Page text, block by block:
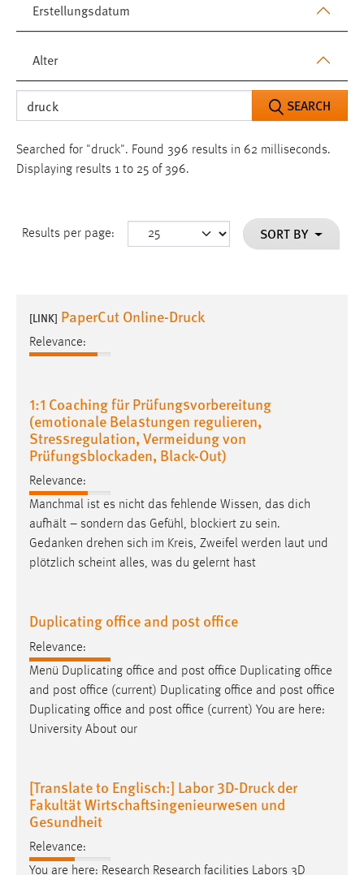
Erstellungsdatum
Alter
SEARCH
Searched for "druck". Found 396 results in 62 milliseconds.
Displaying results 1 to 25 of 396.
Results per page: SORT BY
[LINK] PaperCut Online-Druck
Relevance:
1:1 Coaching für Prüfungsvorbereitung
(emotionale Belastungen regulieren,
Stressregulation, Vermeidung von
Prüfungsblockaden, Black-Out)
Relevance:
Manchmal ist es nicht das fehlende Wissen, das dich
aufhält – sondern das Gefühl, blockiert zu sein.
Gedanken drehen sich im Kreis, Zweifel werden laut und
plötzlich scheint alles, was du gelernt hast
Duplicating office and post office
Relevance:
Menü Duplicating office and post office Duplicating office
and post office (current) Duplicating office and post office
Duplicating office and post office (current) You are here:
University About our
[Translate to Englisch:] Labor 3D-Druck der
Fakultät Wirtschaftsingenieurwesen und
Gesundheit
Relevance:
You are here: Research Research facilities Labors 3D